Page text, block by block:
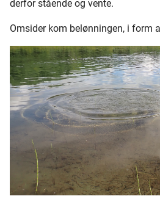
derfor stående og vente.
Omsider kom belønningen, i form